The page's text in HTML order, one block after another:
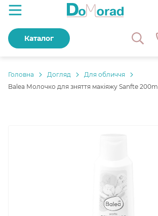
Каталог
Головнa Догляд
Для обличчя
Balea Молочко для зняття макіяжу Sanfte 200ml